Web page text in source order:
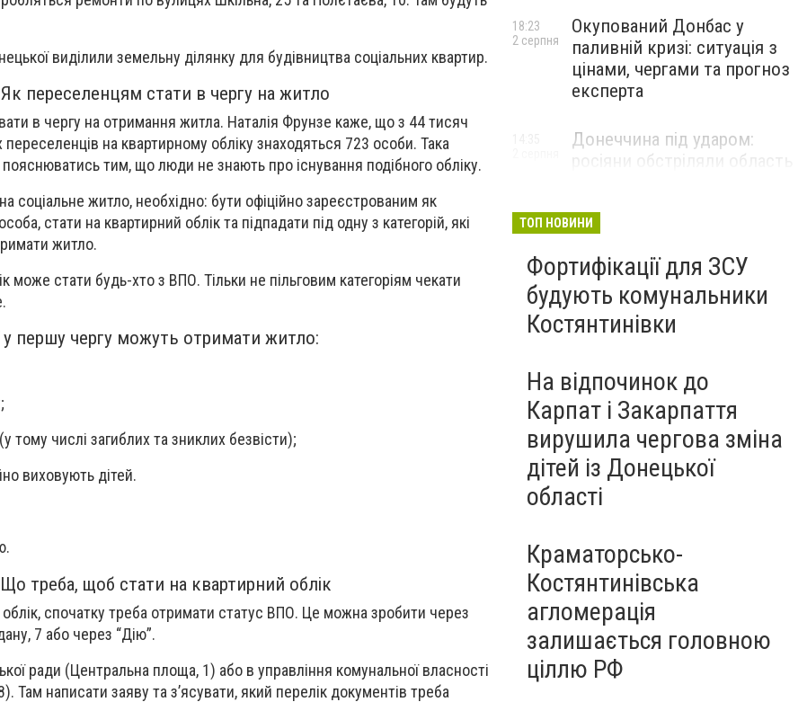
виділили земельну ділянку для будівництва соціальних квартир.
Як переселенцям стати в чергу на житло
в чергу на отримання житла. Наталія Фрунзе каже, що з 44 тисяч
переселенців на квартирному обліку знаходяться 723 особи. Така
тим, що люди не знають про існування подібного обліку.
соціальне житло, необхідно: бути офіційно зареєстрованим як
стати на квартирний облік та підпадати під одну з категорій, які
житло.
може стати будь-хто з ВПО. Тільки не пільговим категоріям чекати
у першу чергу можуть отримати житло:
тому числі загиблих та зниклих безвісти);
виховують дітей.
Що треба, щоб стати на квартирний облік
спочатку треба отримати статус ВПО. Це можна зробити через
7 або через “Дію”.
ради (Центральна площа, 1) або в управління комунальної власності
Там написати заяву та зʼясувати, який перелік документів треба
Окупований Донбас у
паливній кризі: ситуація з
цінами, чергами та прогноз
експерта
18:23
2 серпня
Донеччина під ударом:
росіяни обстріляли область
ТОП НОВИНИ
Фортифікації для ЗСУ
будують комунальники
Костянтинівки
На відпочинок до
Карпат і Закарпаття
вирушила чергова зміна
дітей із Донецької
області
Краматорсько-
Костянтинівська
агломерація
залишається головною
ціллю РФ